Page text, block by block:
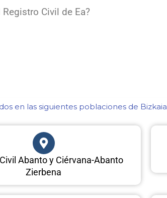
Civil de Ea?
en las siguientes poblaciones de Bizkaia​
Abanto y Ciérvana-Abanto
Zierbena